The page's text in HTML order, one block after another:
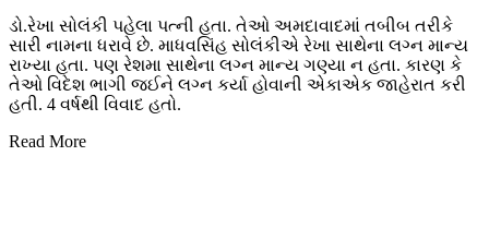
ડો.રેખા સોલંકી પહેલા પત્ની હતા. તેઓ અમદાવાદમાં તબીબ તરીકે
સારી નામના ધરાવે છે. માધવસિંહ સોલંકીએ રેખા સાથેના લગ્ન માન્ય
રાખ્યા હતા. પણ રેશમા સાથેના લગ્ન માન્ય ગણ્યા ન હતા. કારણ કે
તેઓ વિદેશ ભાગી જઈને લગ્ન કર્યા હોવાની એકાએક જાહેરાત કરી
હતી. 4 વર્ષથી વિવાદ હતો.
Read More